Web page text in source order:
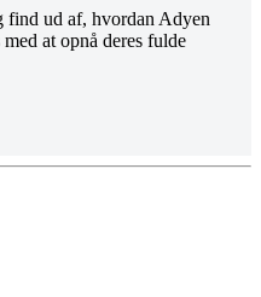
find ud af, hvordan Adyen
at opnå deres fulde